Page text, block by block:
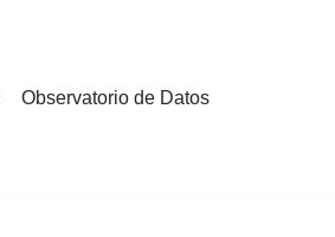
Observatorio de Datos